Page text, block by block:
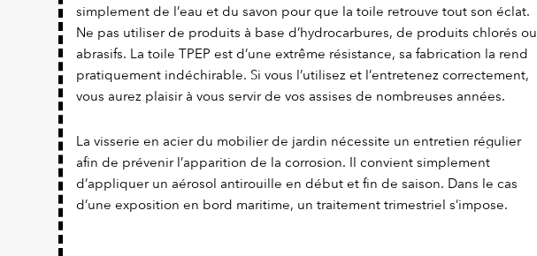
simplement de l’eau et du savon pour que la toile retrouve tout son éclat.
Ne pas utiliser de produits à base d’hydrocarbures, de produits chlorés ou
abrasifs. La toile TPEP est d’une extrême résistance, sa fabrication la rend
pratiquement indéchirable. Si vous l’utilisez et l’entretenez correctement,
vous aurez plaisir à vous servir de vos assises de nombreuses années.
La visserie en acier du mobilier de jardin nécessite un entretien régulier
afin de prévenir l’apparition de la corrosion. Il convient simplement
d’appliquer un aérosol antirouille en début et fin de saison. Dans le cas
d’une exposition en bord maritime, un traitement trimestriel s’impose.